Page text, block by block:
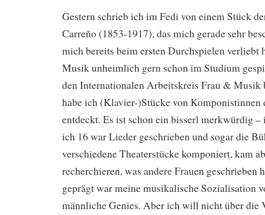
Gestern schrieb ich im Fedi von einem Stück
Carreño (1853-1917), das mich gerade sehr
mich bereits beim ersten Durchspielen verliebt
Musik unheimlich gern schon im Studium
den Internationalen Arbeitskreis Frau & Musik
habe ich (Klavier-)Stücke von Komponistinnen
entdeckt. Es ist schon ein bisserl merkwürdig –
ich 16 war Lieder geschrieben und sogar die
verschiedene Theaterstücke komponiert, kam
recherchieren, was andere Frauen geschrieben
geprägt war meine musikalische Sozialisation
männliche Genies. Aber ich will nicht über die